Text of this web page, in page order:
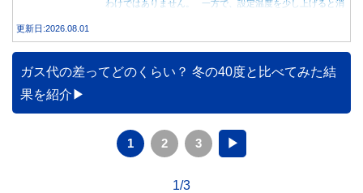
わけではありません。 一方で、設定温度を少し上げると消
データをもとに、節約効果の目安と快適に過ごすためのポイ
ントを分かりやすく解説します。
更新日:2026.08.01
ガス代の差ってどのくらい？ 冬の40度と比べてみた結
果を紹介
1 2 3 ▶
1/3